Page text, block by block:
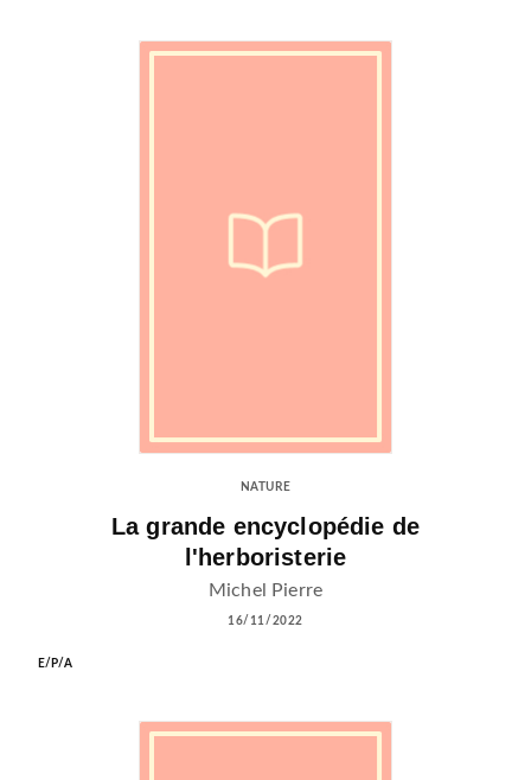
NATURE
La grande encyclopédie de
l'herboristerie
Michel Pierre
16/11/2022
E/P/A